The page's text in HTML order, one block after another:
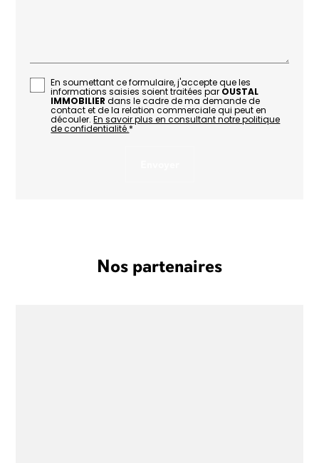
En soumettant ce formulaire, j'accepte que les
informations saisies soient traitées par OUSTAL
IMMOBILIER dans le cadre de ma demande de
contact et de la relation commerciale qui peut en
découler.En savoir plus en consultant notre politique
de confidentialité.*
Nos partenaires